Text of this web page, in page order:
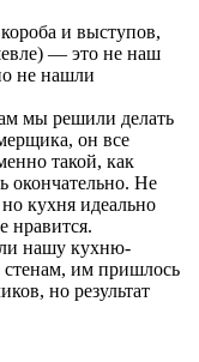
и выступов,
— это не наш
не нашли
мы решили делать
он все
такой, как
окончательно. Не
кухня идеально
нравится.
нашу кухню-
им пришлось
но результат